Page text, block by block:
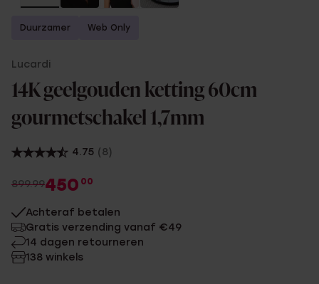
Duurzamer Web Only
Lucardi
14K geelgouden ketting 60cm
gourmetschakel 1,7mm
4.75 (8)
899.99450 00
Achteraf betalen
Gratis verzending vanaf €49
14 dagen retourneren
138 winkels